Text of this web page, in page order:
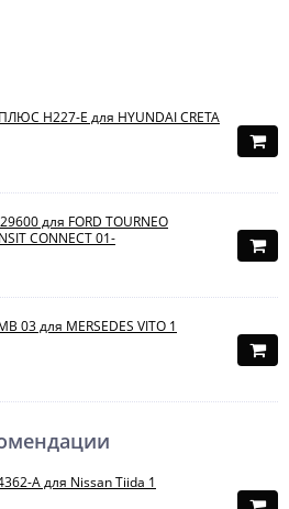
H227-E для HYUNDAI CRETA
для FORD TOURNEO
CONNECT 01-
03 для MERSEDES VITO 1
A для Nissan Tiida 1